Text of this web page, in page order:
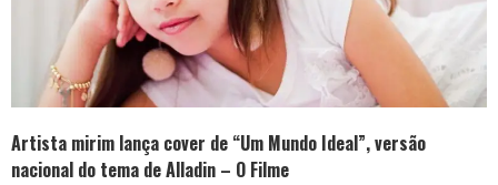
Artista mirim lança cover de “Um Mundo Ideal”, versão
nacional do tema de Alladin – O Filme